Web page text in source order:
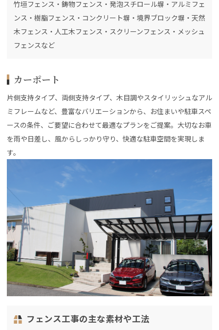
竹垣フェンス・鋳物フェンス・発泡スチロール塀・アルミフェ
ンス・樹脂フェンス・コンクリート塀・境界ブロック塀・天然
木フェンス・人工木フェンス・スクリーンフェンス・メッシュ
フェンスなど
カーポート
片側支持タイプ、両側支持タイプ、木目調やスタイリッシュなアル
ミフレームなど、豊富なバリエーションから、お住まいや駐車スペ
ースの条件、ご要望に合わせて最適なプランをご提案。大切なお車
を雨や日差し、風からしっかり守り、快適な駐車空間を実現しま
す。
フェンス工事の主な素材や工法